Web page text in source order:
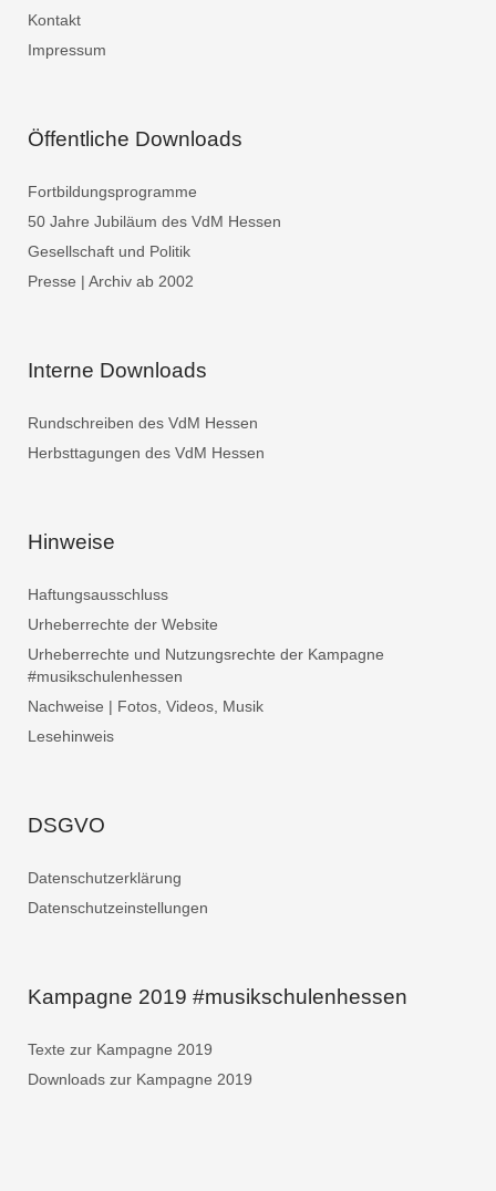
Kontakt
Impressum
Öffentliche Downloads
Fortbildungsprogramme
50 Jahre Jubiläum des VdM Hessen
Gesellschaft und Politik
Presse | Archiv ab 2002
Interne Downloads
Rundschreiben des VdM Hessen
Herbsttagungen des VdM Hessen
Hinweise
Haftungsausschluss
Urheberrechte der Website
Urheberrechte und Nutzungsrechte der Kampagne
#musikschulenhessen
Nachweise | Fotos, Videos, Musik
Lesehinweis
DSGVO
Datenschutzerklärung
Datenschutzeinstellungen
Kampagne 2019 #musikschulenhessen
Texte zur Kampagne 2019
Downloads zur Kampagne 2019